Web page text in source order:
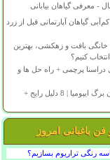
- معرفی گیاهان بیابانی
گیاهان آپارتمانی قبل از زرد
بافت و زهکشی، بهترین
کنیم؟
پرچمی + راه حل ها و
علت خشک شدن برگ ایپومیا | 8 دلیل رایج +
باغبانی امروز
رنگی تراریوم بسازیم؟